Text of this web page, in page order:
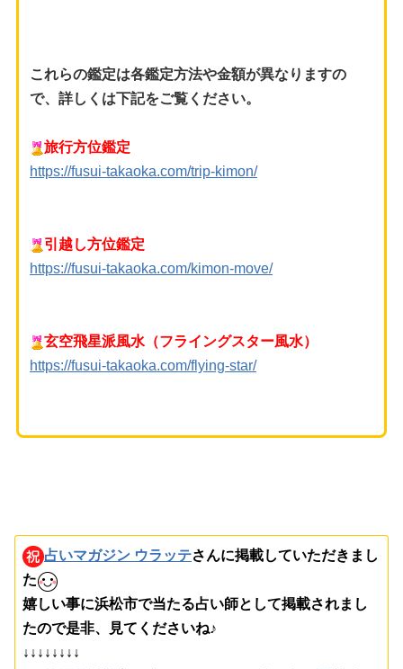
これらの鑑定は各鑑定方法や金額が異なりますの
で、詳しくは下記をご覧ください。
旅行方位鑑定
https://fusui-takaoka.com/trip-kimon/
引越し方位鑑定
https://fusui-takaoka.com/kimon-move/
玄空飛星派風水（フライングスター風水）
https://fusui-takaoka.com/flying-star/
占いマガジン ウラッテさんに掲載していただきまし
た
嬉しい事に浜松市で当たる占い師として掲載されまし
たので是非、見てくださいね♪
↓↓↓↓↓↓↓↓